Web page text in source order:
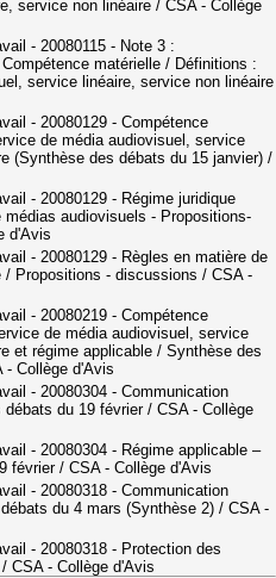
service non linéaire/ CSA - Collège
- 20080115 - Note 3 :
matérielle / Définitions :
service linéaire, service non linéaire
- 20080129 - Compétence
de média audiovisuel, service
(Synthèse des débats du 15 janvier)/
- 20080129 - Régime juridique
audiovisuels - Propositions-
d'Avis
- 20080129 - Règles en matière de
Propositions - discussions / CSA -
- 20080219 - Compétence
de média audiovisuel, service
et régime applicable / Synthèse des
Collège d'Avis
- 20080304 - Communication
du 19 février/ CSA - Collège
- 20080304 - Régime applicable –
février/ CSA - Collège d'Avis
- 20080318 - Communication
du 4 mars (Synthèse 2)/ CSA -
- 20080318 - Protection des
CSA - Collège d'Avis